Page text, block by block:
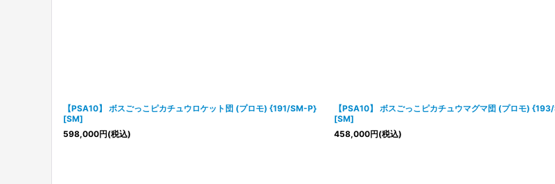
【PSA10】 ボスごっこピカチュウロケット団 (プロモ) {191/SM-P}
[SM]
598,000円(税込)
【PSA10】 ボスごっこピカチュウマグマ団 (プロモ)
[SM]
458,000円(税込)